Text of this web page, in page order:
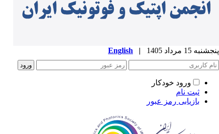
15 مرداد 1405 |
English
ورود خودکار
ثبت نام
بازیابی رمز عبور